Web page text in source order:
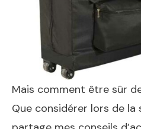
Mais comment être sûr
Que considérer lors de la